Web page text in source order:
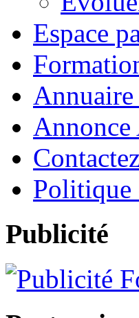
Espace
Annonce
Politique
Publicité